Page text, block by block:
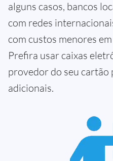
alguns casos, bancos
com redes
com custos menores
Prefira usar caixas
provedor do seu cartão
adicionais.